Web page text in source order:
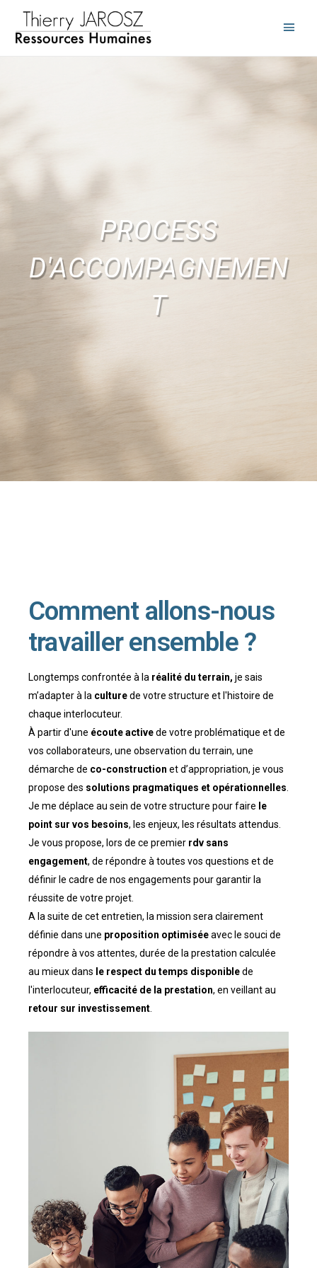
PROCESS
D'ACCOMPAGNEMEN
T
Comment allons-nous
travailler ensemble ?
Longtemps confrontée à la réalité du terrain, je sais
m’adapter à la culturede votre structure et l'histoire de
chaque interlocuteur.
À partir d'une écoute activede votre problématique et de
vos collaborateurs, une observation du terrain, une
démarche de co-construction et d’appropriation, je vous
propose des solutions pragmatiques et opérationnelles
Je me déplace au sein de votre structure pour faire le
point sur vos besoins, les enjeux, les résultats attendus.
Je vous propose, lors de ce premier rdv sans
engagement, de répondre à toutes vos questions et de
définir le cadre de nos engagements pour garantir la
réussite de votre projet.
A la suite de cet entretien, la mission sera clairement
définie dans une proposition optimiséeavec le souci de
répondre à vos attentes, durée de la prestation calculée
au mieux dans le respect du temps disponiblede
l'interlocuteur, efficacité de la prestation, en veillant au
retour sur investissement